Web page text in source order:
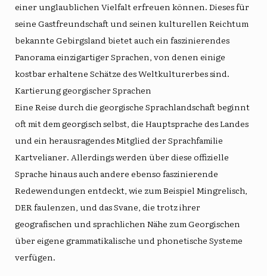
einer unglaublichen Vielfalt erfreuen können. Dieses für
seine Gastfreundschaft und seinen kulturellen Reichtum
bekannte Gebirgsland bietet auch ein faszinierendes
Panorama einzigartiger Sprachen, von denen einige
kostbar erhaltene Schätze des Weltkulturerbes sind.
Kartierung georgischer Sprachen
Eine Reise durch die georgische Sprachlandschaft beginnt
oft mit demgeorgischselbst, die Hauptsprache des Landes
und ein herausragendes Mitglied der Sprachfamilie
Kartvelianer. Allerdings werden über diese offizielle
Sprache hinaus auch andere ebenso faszinierende
Redewendungen entdeckt, wie zum Beispiel Mingrelisch,
DERfaulenzen, und dasSvane, die trotz ihrer
geografischen und sprachlichen Nähe zum Georgischen
über eigene grammatikalische und phonetische Systeme
verfügen.